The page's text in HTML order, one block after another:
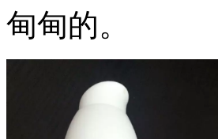
甸甸的。